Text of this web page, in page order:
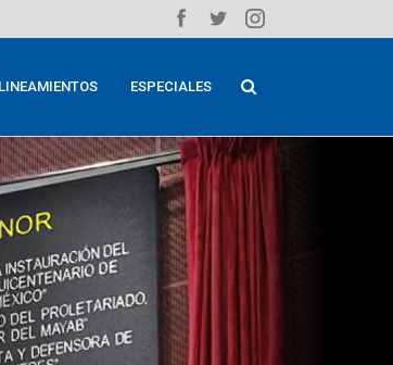
ESPECIALES